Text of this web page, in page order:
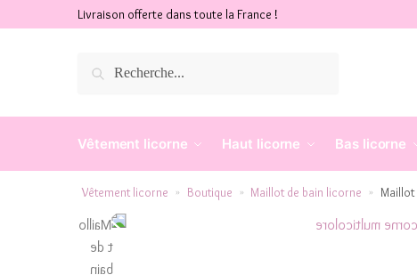
Livraison offerte dans toute la France !
Recherche
Vêtement licorne Haut licorne Bas licorne
Vêtement licorne » Boutique » Maillot de bain licorne » Maillot